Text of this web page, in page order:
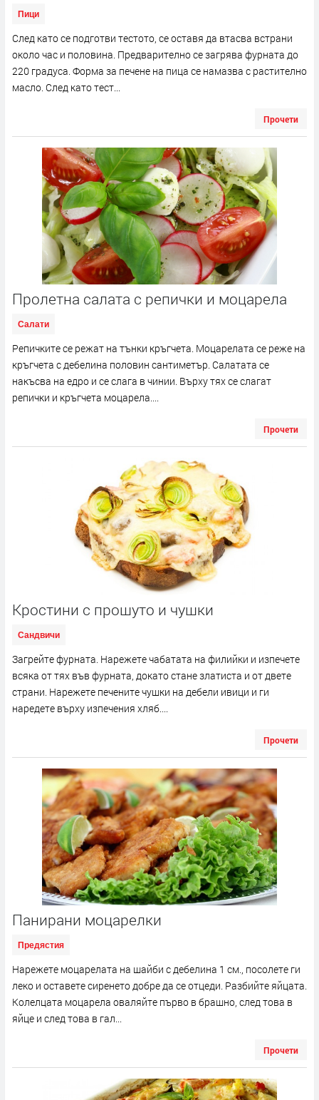
Пици
След като се подготви тестото, се оставя да втасва встрани
около час и половина. Предварително се загрява фурната до
220 градуса. Форма за печене на пица се намазва с растително
масло. След като тест...
Прочети
Пролетна салата с репички и моцарела
Салати
Репичките се режат на тънки кръгчета. Моцарелата се реже на
кръгчета с дебелина половин сантиметър. Салатата се
накъсва на едро и се слага в чинии. Върху тях се слагат
репички и кръгчета моцарела....
Прочети
Кростини с прошуто и чушки
Сандвичи
Загрейте фурната. Нарежете чабатата на филийки и изпечете
всяка от тях във фурната, докато стане златиста и от двете
страни. Нарежете печените чушки на дебели ивици и ги
наредете върху изпечения хляб....
Прочети
Панирани моцарелки
Предястия
Нарежете моцарелата на шайби с дебелина 1 см., посолете ги
леко и оставете сиренето добре да се отцеди. Разбийте яйцата.
Колелцата моцарела оваляйте първо в брашно, след това в
яйце и след това в гал...
Прочети